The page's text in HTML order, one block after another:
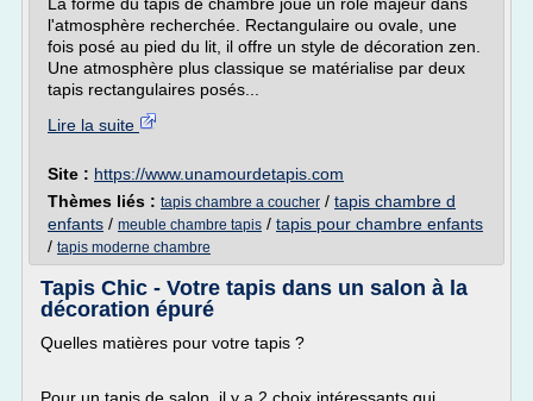
l'atmosphère recherchée. Rectangulaire ou ovale, une
fois posé au pied du lit, il offre un style de décoration zen.
Une atmosphère plus classique se matérialise par deux
tapis rectangulaires posés...
Lire la suite
Site : https://www.unamourdetapis.com
Thèmes liés : tapis chambre a coucher / tapis chambre d
enfants / meuble chambre tapis / tapis pour chambre enfants
/ tapis moderne chambre
Tapis Chic - Votre tapis dans un salon à la
décoration épuré
Quelles matières pour votre tapis ?